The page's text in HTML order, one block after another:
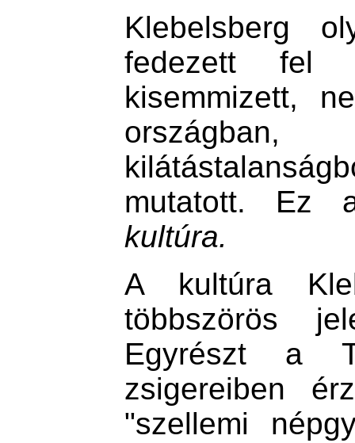
Klebelsberg
fedezett fel
kisemmizett,
mutatott. Ez
kultúra.
A kultúra
többszörös
Egyrészt a
zsigereiben
"szellemi